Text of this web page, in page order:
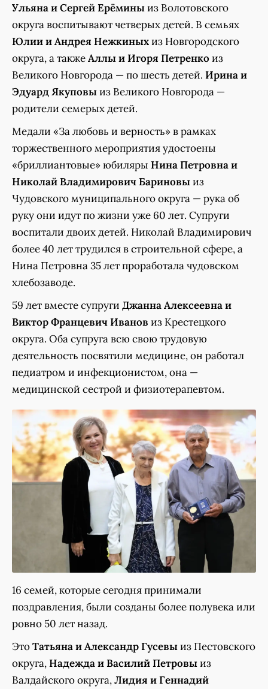
Ульяна и Сергей Ерёминыиз Волотовского
округа воспитывают четверых детей. В семьях
Юлии и Андрея Нежкиныхиз Новгородского
округа, а такжеАллы и Игоря Петренкоиз
Великого Новгорода — по шесть детей. Ирина и
Эдуард Якуповыиз Великого Новгорода —
родители семерых детей.
Медали «За любовь и верность» в рамках
торжественного мероприятия удостоены
«бриллиантовые» юбиляры Нина Петровна и
Николай Владимирович Бариновыиз
Чудовского муниципального округа — рука об
руку они идут по жизни уже 60 лет. Супруги
воспитали двоих детей. Николай Владимирович
более 40 лет трудился в строительной сфере, а
Нина Петровна 35 лет проработала чудовском
хлебозаводе.
59 лет вместе супруги Джанна Алексеевна и
Виктор Францевич Иванов из Крестецкого
округа. Оба супруга всю свою трудовую
деятельность посвятили медицине, он работал
педиатром и инфекционистом, она —
медицинской сестрой и физиотерапевтом.
16 семей, которые сегодня принимали
поздравления, были созданы более полувека или
ровно 50 лет назад.
ЭтоТатьяна и Александр Гусевыиз Пестовского
округа,Надежда и Василий Петровыиз
Валдайского округа,Лидия и Геннадий